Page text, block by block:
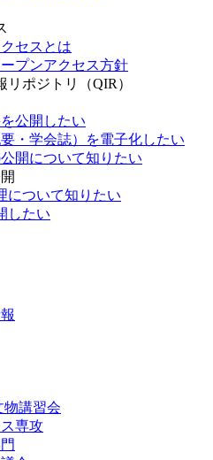
セスとは
プンアクセス方針
ポジトリ（QIR）
公開したい
・学会誌）を電子化したい
開について知りたい
について知りたい
したい
物講習会
専攻